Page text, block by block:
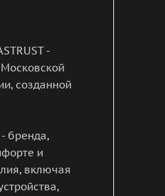
-
созданной
бренда,
и
включая